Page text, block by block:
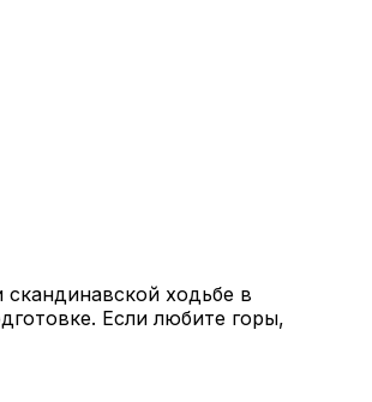
ходьбе в
Если любите горы,